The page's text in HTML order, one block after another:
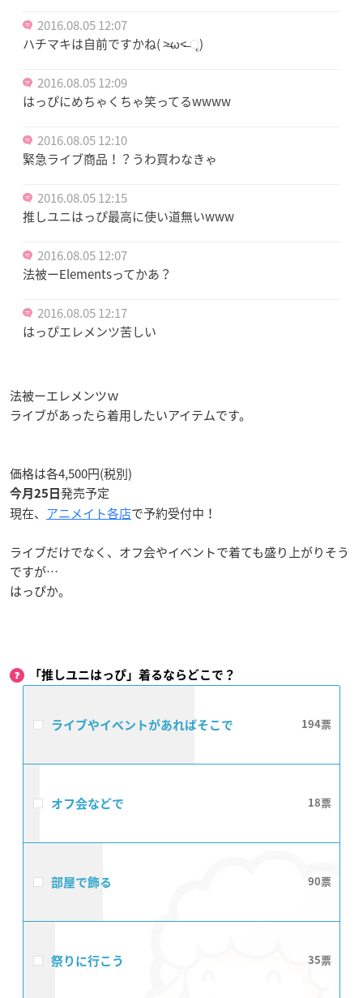
2016.08.05 12:07
ハチマキは自前ですかね( ˃̶ω˂̶ ૃ)
2016.08.05 12:09
はっぴにめちゃくちゃ笑ってるwwww
2016.08.05 12:10
緊急ライブ商品！？うわ買わなきゃ
2016.08.05 12:15
推しユニはっぴ最高に使い道無いwww
2016.08.05 12:07
法被ーElementsってかあ？
2016.08.05 12:17
はっぴエレメンツ苦しい
法被ーエレメンツｗ
ライブがあったら着用したいアイテムです。
価格は各4,500円(税別)
今月25日 発売予定
現在、 アニメイト各店で予約受付中！
ライブだけでなく、オフ会やイベントで着ても盛り上がりそう
ですが…
はっぴか。
「推しユニはっぴ」着るならどこで？
ライブやイベントがあればそこで 194
オフ会などで 18
部屋で飾る 90
祭りに行こう 35